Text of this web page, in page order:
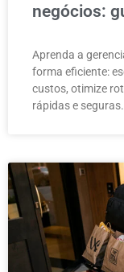
negócios:
Aprenda a
forma eficiente:
custos, otimize
rápidas e seguras.